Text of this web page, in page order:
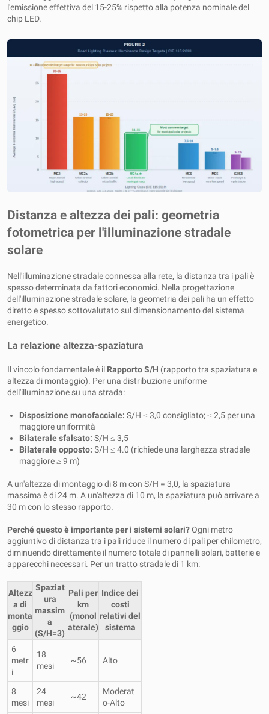
l'emissione effettiva del 15-25% rispetto alla potenza nominale del
chip LED.
Distanza e altezza dei pali: geometria
fotometrica per l'illuminazione stradale
solare
Nell'illuminazione stradale connessa alla rete, la distanza tra i pali è
spesso determinata da fattori economici. Nella progettazione
dell'illuminazione stradale solare, la geometria dei pali ha un effetto
diretto e spesso sottovalutato sul dimensionamento del sistema
energetico.
La relazione altezza-spaziatura
Il vincolo fondamentale è il Rapporto S/H (rapporto tra spaziatura e
altezza di montaggio). Per una distribuzione uniforme
dell'illuminazione su una strada:
Disposizione monofacciale: S/H ≤ 3,0 consigliato; ≤ 2,5 per una
maggiore uniformità
Bilaterale sfalsato: S/H ≤ 3,5
Bilaterale opposto: S/H ≤ 4.0 (richiede una larghezza stradale
maggiore ≥ 9 m)
A un'altezza di montaggio di 8 m con S/H = 3,0, la spaziatura
massima è di 24 m. A un'altezza di 10 m, la spaziatura può arrivare a
30 m con lo stesso rapporto.
Perché questo è importante per i sistemi solari?Ogni metro
aggiuntivo di distanza tra i pali riduce il numero di pali per chilometro,
diminuendo direttamente il numero totale di pannelli solari, batterie e
apparecchi necessari. Per un tratto stradale di 1 km:
Altezz
a di
monta
ggio
Spaziat
ura
massim
a
(S/H=3)
Pali per
km
(monol
aterale)
Indice dei
costi
relativi del
sistema
6
metr
i
18
mesi
~56 Alto
8
mesi
24
mesi
~42
Moderat
o-Alto